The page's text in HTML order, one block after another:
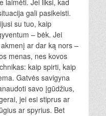
gali pasikeisti.
su tuo, kaip
– bėk. Jei
ar dar ką nors –
menas, nes kovos
kaip spirti, kaip
Gatvės savigyna
savo įgūdžius,
jei esi stiprus ar
ar spyrius. Bet